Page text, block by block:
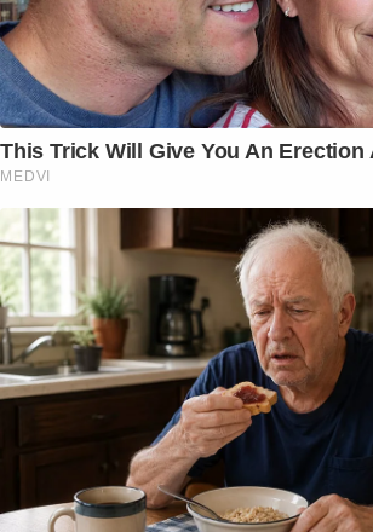
This Trick Will Give You An Erection
MEDVI